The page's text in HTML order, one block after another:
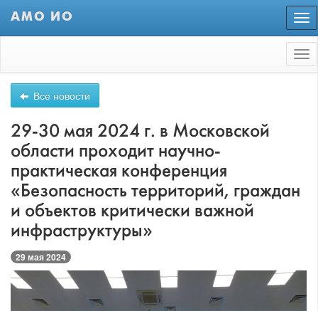
АМО ИО
Все новости
29-30 мая 2024 г. в Московской
области проходит научно-
практическая конференция
«Безопасность территорий, граждан
и объектов критически важной
инфраструктуры»
29 мая 2024